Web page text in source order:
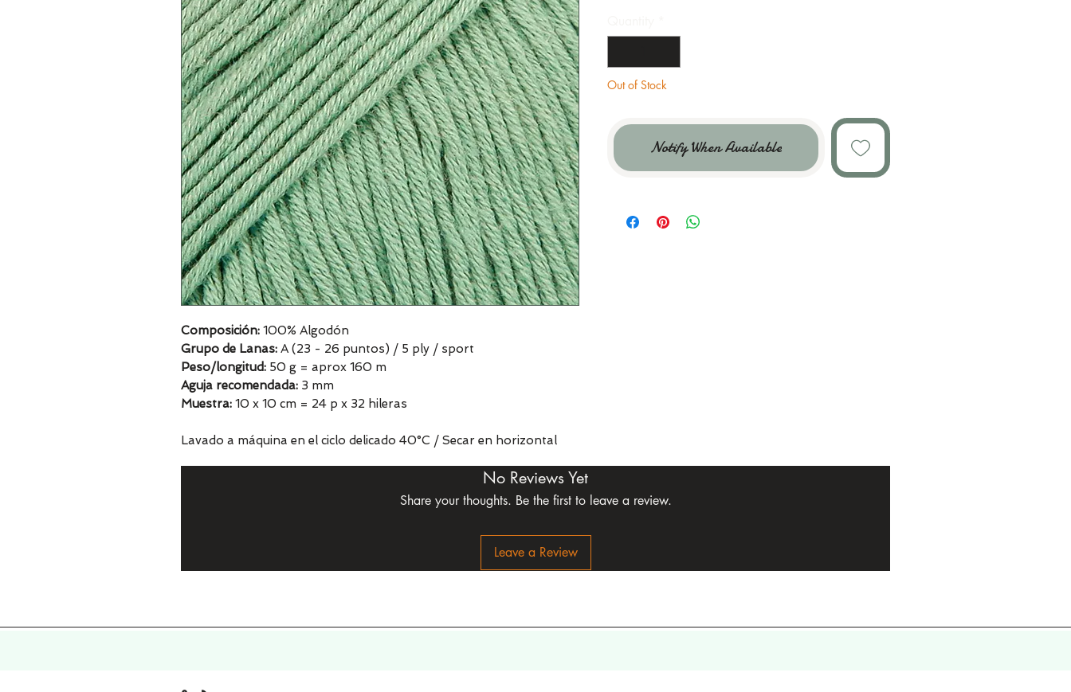
Composición: 100% Algodón
Grupo de Lanas: A (23 - 26 puntos) / 5 ply / sport
Peso/longitud: 50 g = aprox 160 m
Aguja recomendada: 3 mm
Muestra: 10 x 10 cm = 24 p x 32 hileras
Lavado a máquina en el ciclo delicado 40°C / Secar en horizontal
Out of Stock
Notify When Available
No Reviews Yet
Share your thoughts. Be the first to leave a review.
Leave a Review